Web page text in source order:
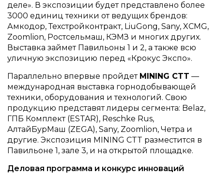
деле». В экспозиции будет представлено более
3000 единиц техники от ведущих брендов:
Амкодор, Техстройконтракт, LiuGong, Sany, XCMG,
Zoomlion, Ростсельмаш, КЭМЗ и многих других.
Выставка займет Павильоны 1 и 2, а также всю
уличную экспозицию перед «Крокус Экспо».
Параллельно впервые пройдет MINING CTT —
международная выставка горнодобывающей
техники, оборудования и технологий. Свою
продукцию представят лидеры сегмента: Belaz,
ГПБ Комплект (ESTAR), Reschke Rus,
АлтайБурМаш (ZEGA), Sany, Zoomlion, Четра и
другие. Экспозиция MINING CTT разместится в
Павильоне 1, зале 3, и на открытой площадке.
Деловая программа и конкурс инноваций